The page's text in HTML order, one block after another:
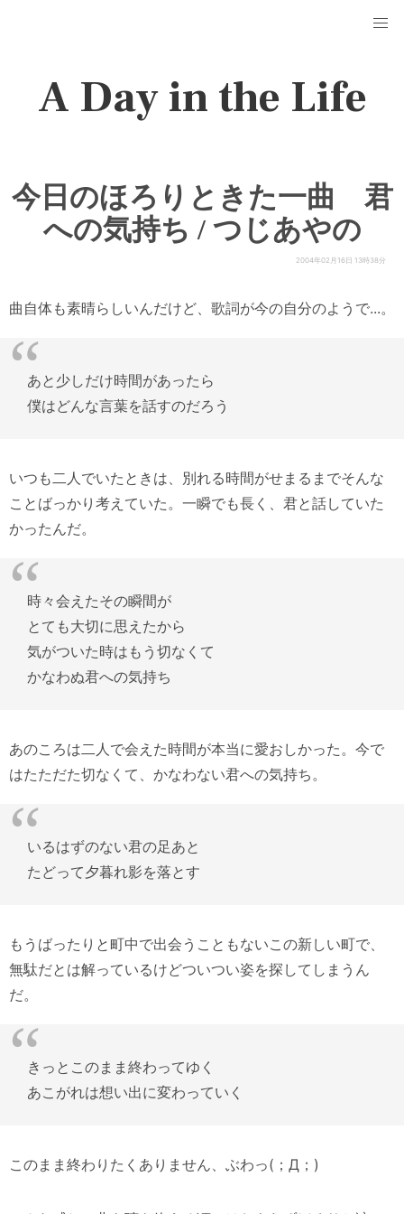
A Day in the Life
今日のほろりときた一曲 君
への気持ち / つじあやの
2004年02月16日 13時38分
曲自体も素晴らしいんだけど、歌詞が今の自分のようで...。
あと少しだけ時間があったら
僕はどんな言葉を話すのだろう
いつも二人でいたときは、別れる時間がせまるまでそんな
ことばっかり考えていた。一瞬でも長く、君と話していた
かったんだ。
時々会えたその瞬間が
とても大切に思えたから
気がついた時はもう切なくて
かなわぬ君への気持ち
あのころは二人で会えた時間が本当に愛おしかった。今で
はたただた切なくて、かなわない君への気持ち。
いるはずのない君の足あと
たどって夕暮れ影を落とす
もうばったりと町中で出会うこともないこの新しい町で、
無駄だとは解っているけどついつい姿を探してしまうん
だ。
きっとこのまま終わってゆく
あこがれは想い出に変わっていく
このまま終わりたくありません、ぶわっ(；Д；)